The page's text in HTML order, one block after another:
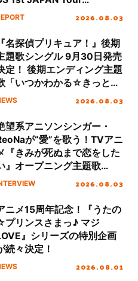
「NICE to meet YOU
ート!!
2026.08.03
『名探偵プリキュア！』後期
題歌シングル 9月30日発売
定！ 後期エンディング主題
「いつかわかる☆きっとあ
る」TVサイズ先行配信開
2026.08.03
望系アニソンシンガー・
が“愛”を歌う！TVアニ
『きみが死ぬまで恋をした
』オープニング主題歌
Amore」インタビュー2026.08.03
ニメ15周年記念！『うたの
プリンスさまっ♪ マジ
』シリーズの特別企画
続々決定！
2026.08.01